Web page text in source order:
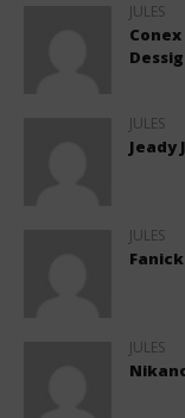
JULES
JULES
Jeady
JULES
JULES